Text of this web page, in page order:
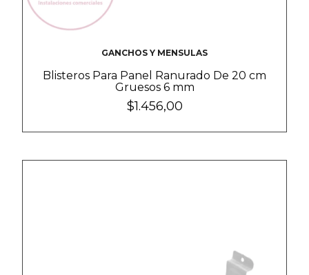
GANCHOS Y MENSULAS
Blisteros Para Panel Ranurado De 20 cm
Gruesos 6 mm
$1.456,00